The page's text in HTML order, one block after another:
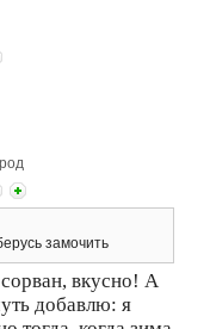
замочить
вкусно! А
добавлю: я